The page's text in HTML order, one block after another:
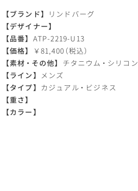
【ブランド】 リンドバーグ
【デザイナー】
【品番】 ATP-2219-U13
【価格】 ￥81,400（税込）
【素材・その他】 チタニウム ・ シリコン
【ライン】 メンズ
【タイプ】 カジュアル ・ ビジネス
【重さ】
【カラー】